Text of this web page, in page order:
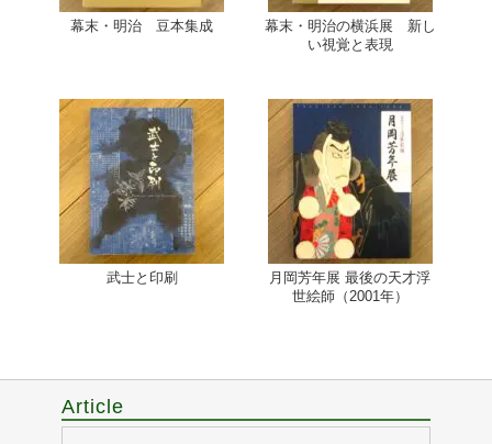
幕末・明治 豆本集成
幕末・明治の横浜展 新し
い視覚と表現
武士と印刷
月岡芳年展 最後の天才浮
世絵師（2001年）
Article